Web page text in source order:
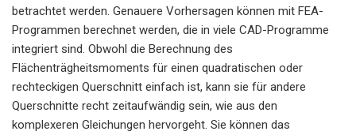
betrachtet werden. Genauere Vorhersagen können mit FEA-
Programmen berechnet werden, die in viele CAD-Programme
integriert sind. Obwohl die Berechnung des
Flächenträgheitsmoments für einen quadratischen oder
rechteckigen Querschnitt einfach ist, kann sie für andere
Querschnitte recht zeitaufwändig sein, wie aus den
komplexeren Gleichungen hervorgeht. Sie können das